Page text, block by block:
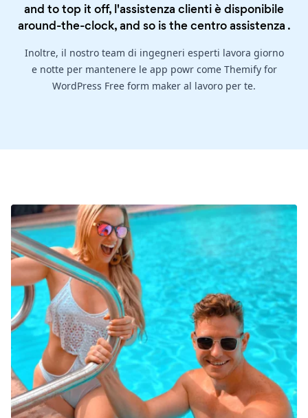
and to top it off, l'assistenza clienti è disponibile
around-the-clock, and so is thecentro assistenza .
Inoltre, il nostro team di ingegneri esperti lavora giorno
e notte per mantenere le app powr come Themify for
WordPress Free form maker al lavoro per te.